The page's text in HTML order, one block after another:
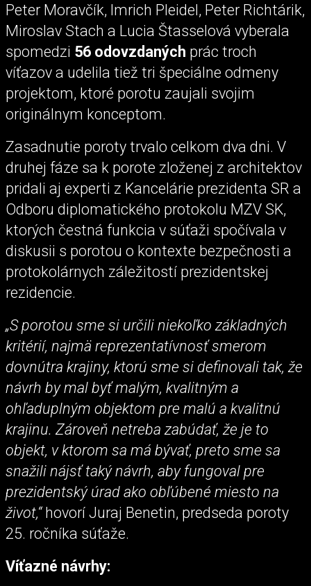
Peter Moravčík, Imrich Pleidel, Peter Richtárik,
Miroslav Stach a Lucia Štasselová vyberala
spomedzi 56 odovzdaných prác troch
víťazov a udelila tiež tri špeciálne odmeny
projektom, ktoré porotu zaujali svojim
originálnym konceptom.
Zasadnutie poroty trvalo celkom dva dni. V
druhej fáze sa k porote zloženej z architektov
pridali aj experti z Kancelárie prezidenta SR a
Odboru diplomatického protokolu MZV SK,
ktorých čestná funkcia v súťaži spočívala v
diskusii s porotou o kontexte bezpečnosti a
protokolárnych záležitostí prezidentskej
rezidencie.
„S porotou sme si určili niekoľko základných
kritérií, najmä reprezentatívnosť smerom
dovnútra krajiny, ktorú sme si definovali tak, že
návrh by mal byť malým, kvalitným a
ohľaduplným objektom pre malú a kvalitnú
krajinu. Zároveň netreba zabúdať, že je to
objekt, v ktorom sa má bývať, preto sme sa
snažili nájsť taký návrh, aby fungoval pre
prezidentský úrad ako obľúbené miesto na
život,“hovorí Juraj Benetin, predseda poroty
25. ročníka súťaže.
Víťazné návrhy: